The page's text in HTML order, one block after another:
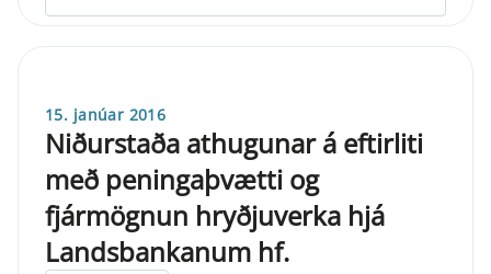
15. janúar 2016
Niðurstaða athugunar á eftirliti
með peningaþvætti og
fjármögnun hryðjuverka hjá
Landsbankanum hf.